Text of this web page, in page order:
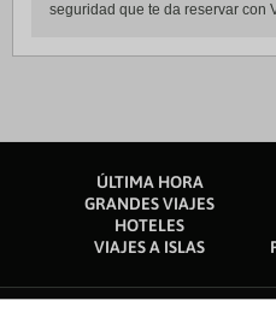
seguridad que te da reservar con
ÚLTIMA HORA
GRANDES VIAJES
HOTELES
VIAJES A ISLAS